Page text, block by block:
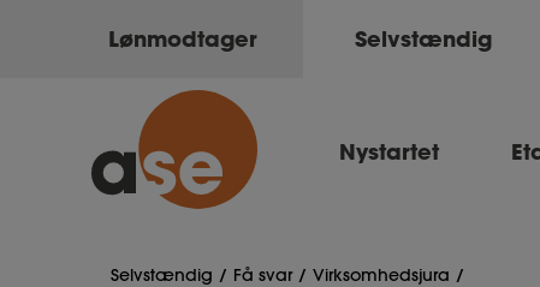
Lønmodtager Selvstændig
Nystartet
Selvstændig Få svar Virksomhedsjura